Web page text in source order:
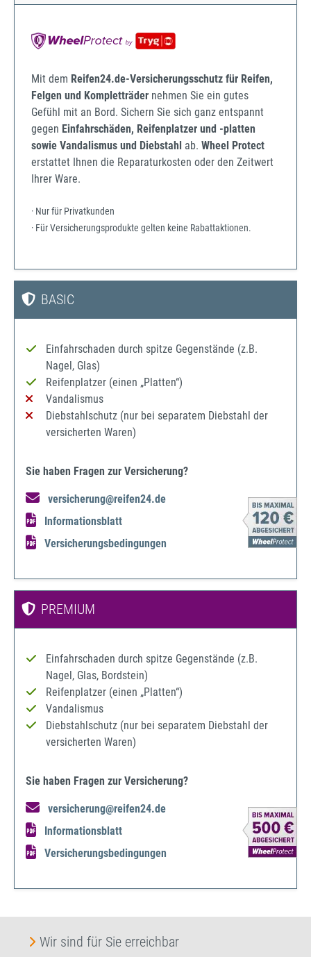
Mit dem Reifen24.de-Versicherungsschutz für Reifen,
Felgen und Kompletträder nehmen Sie ein gutes
Gefühl mit an Bord. Sichern Sie sich ganz entspannt
gegen Einfahrschäden, Reifenplatzer und -platten
sowie Vandalismus und Diebstahl ab. Wheel Protect
erstattet Ihnen die Reparaturkosten oder den Zeitwert
Ihrer Ware.
· Nur für Privatkunden
· Für Versicherungsprodukte gelten keine Rabattaktionen.
BASIC
Einfahrschaden durch spitze Gegenstände (z.B.
Nagel, Glas)
Reifenplatzer (einen „Platten“)
Vandalismus
Diebstahlschutz (nur bei separatem Diebstahl der
versicherten Waren)
Sie haben Fragen zur Versicherung?
versicherung@reifen24.de
Informationsblatt
Versicherungsbedingungen
PREMIUM
Einfahrschaden durch spitze Gegenstände (z.B.
Nagel, Glas, Bordstein)
Reifenplatzer (einen „Platten“)
Vandalismus
Diebstahlschutz (nur bei separatem Diebstahl der
versicherten Waren)
Sie haben Fragen zur Versicherung?
versicherung@reifen24.de
Informationsblatt
Versicherungsbedingungen
Wir sind für Sie erreichbar